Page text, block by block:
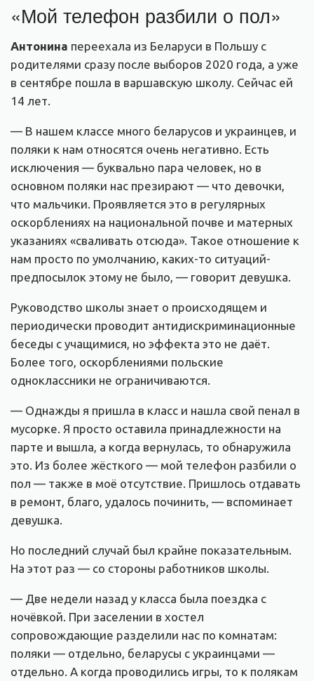
«Мой телефон разбили о пол»
Антонина переехала из Беларуси в Польшу с
родителями сразу после выборов 2020 года, а уже
в сентябре пошла в варшавскую школу. Сейчас ей
14 лет.
— В нашем классе много беларусов и украинцев, и
поляки к нам относятся очень негативно. Есть
исключения — буквально пара человек, но в
основном поляки нас презирают — что девочки,
что мальчики. Проявляется это в регулярных
оскорблениях на национальной почве и матерных
указаниях «сваливать отсюда». Такое отношение к
нам просто по умолчанию, каких-то ситуаций-
предпосылок этому не было, — говорит девушка.
Руководство школы знает о происходящем и
периодически проводит антидискриминационные
беседы с учащимися, но эффекта это не даёт.
Более того, оскорблениями польские
одноклассники не ограничиваются.
— Однажды я пришла в класс и нашла свой пенал в
мусорке. Я просто оставила принадлежности на
парте и вышла, а когда вернулась, то обнаружила
это. Из более жёсткого — мой телефон разбили о
пол — также в моё отсутствие. Пришлось отдавать
в ремонт, благо, удалось починить, — вспоминает
девушка.
Но последний случай был крайне показательным.
На этот раз — со стороны работников школы.
— Две недели назад у класса была поездка с
ночёвкой. При заселении в хостел
сопровождающие разделили нас по комнатам:
поляки — отдельно, беларусы с украинцами —
отдельно. А когда проводились игры, то к полякам